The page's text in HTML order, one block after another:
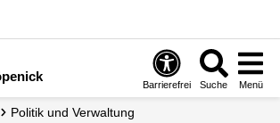
Barrierefrei Suche Menü
Politik und Verwaltung